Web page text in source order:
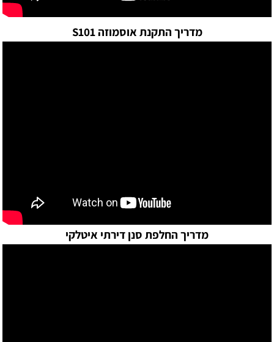
מדריך התקנת אוסמוזה S101
מדריך החלפת סנן דירתי איטלקי